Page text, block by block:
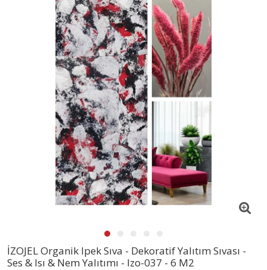
İZOJEL Organik Ipek Sıva - Dekoratif Yalıtım Sıvası -
Ses & Isı & Nem Yalıtımı - Izo-037 - 6 M2